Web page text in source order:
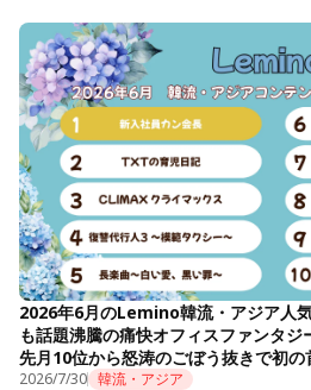
2026年6月のLemino韓流・アジア人
も話題沸騰の痛快オフィスファンタ
先月10位から怒涛のごぼう抜きで初の
2026/7/30 韓流・アジア